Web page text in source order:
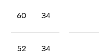
34
60
34
52